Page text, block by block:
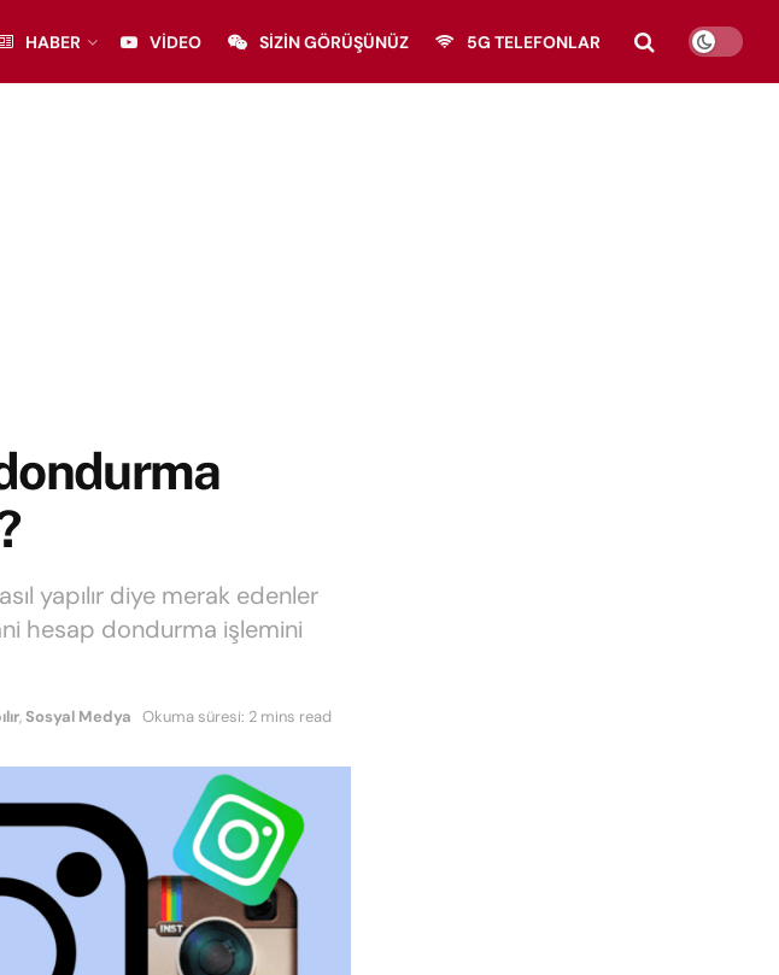
HABER VIDEO SIZIN GÖRÜŞÜNÜZ 5G TELEFONLAR
yapılır diye merak edenler
hesap dondurma işlemini
,Sosyal Medya Okuma süresi: 2 mins read